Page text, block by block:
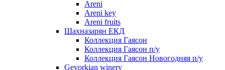
Areni
Areni key
Areni fruits
Шахназарян ЕКД
Коллекция Гаясон
Коллекция Гаясон п/у
Коллекция Гаясон Новогодняя п/у
Gevorkian winery